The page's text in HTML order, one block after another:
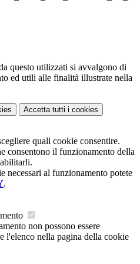
questo utilizzati si avvalgono di
ed utili alle finalità illustrate nella
Accetta tutti i cookies
quali cookie consentire.
consentono il funzionamento della
necessari al funzionamento potete
.
non possono essere
l'elenco nella pagina della cookie